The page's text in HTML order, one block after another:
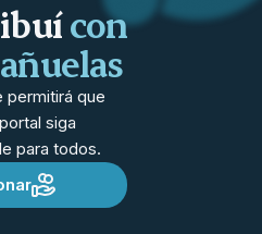
con
permitirá que
siga
para todos.